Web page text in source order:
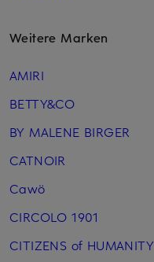
Weitere Marken
AMIRI
BETTY&CO
BY MALENE BIRGER
CATNOIR
Cawö
CIRCOLO 1901
CITIZENS of HUMANITY